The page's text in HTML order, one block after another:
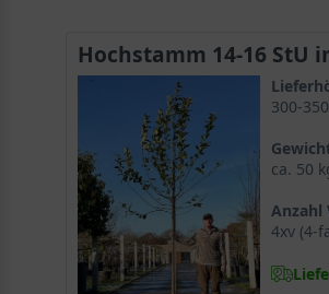
Hochstamm 14-16 StU
300-
ca. 50
Anzahl
4xv (4-